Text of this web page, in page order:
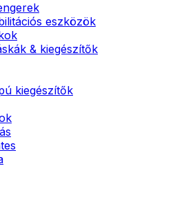
eszközök
& kiegészítők
kiegészítők